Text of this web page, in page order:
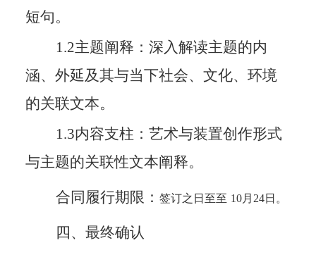
短句。
1.2主题阐释：深入解读主题的内
涵、外延及其与当下社会、文化、环境
的关联文本。
1.3内容支柱：艺术与装置创作形式
与主题的关联性文本阐释。
合同履行期限： 签订之日至至 10月24日。
四、最终确认